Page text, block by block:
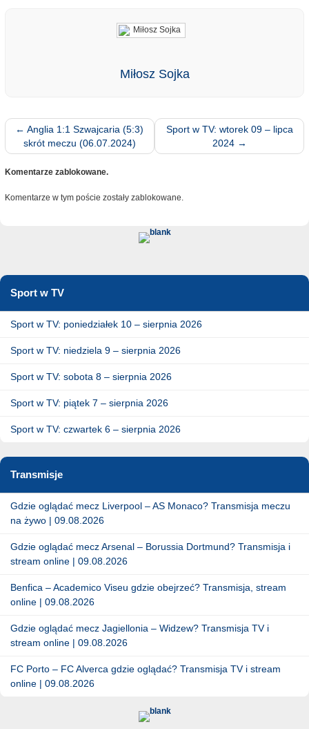
Miłosz Sojka
← Anglia 1:1 Szwajcaria (5:3)
skrót meczu (06.07.2024)
Sport w TV: wtorek 09 – lipca
2024 →
Komentarze zablokowane.
Komentarze w tym poście zostały zablokowane.
Sport w TV
Sport w TV: poniedziałek 10 – sierpnia 2026
Sport w TV: niedziela 9 – sierpnia 2026
Sport w TV: sobota 8 – sierpnia 2026
Sport w TV: piątek 7 – sierpnia 2026
Sport w TV: czwartek 6 – sierpnia 2026
Transmisje
Gdzie oglądać mecz Liverpool – AS Monaco? Transmisja meczu
na żywo | 09.08.2026
Gdzie oglądać mecz Arsenal – Borussia Dortmund? Transmisja i
stream online | 09.08.2026
Benfica – Academico Viseu gdzie obejrzeć? Transmisja, stream
online | 09.08.2026
Gdzie oglądać mecz Jagiellonia – Widzew? Transmisja TV i
stream online | 09.08.2026
FC Porto – FC Alverca gdzie oglądać? Transmisja TV i stream
online | 09.08.2026